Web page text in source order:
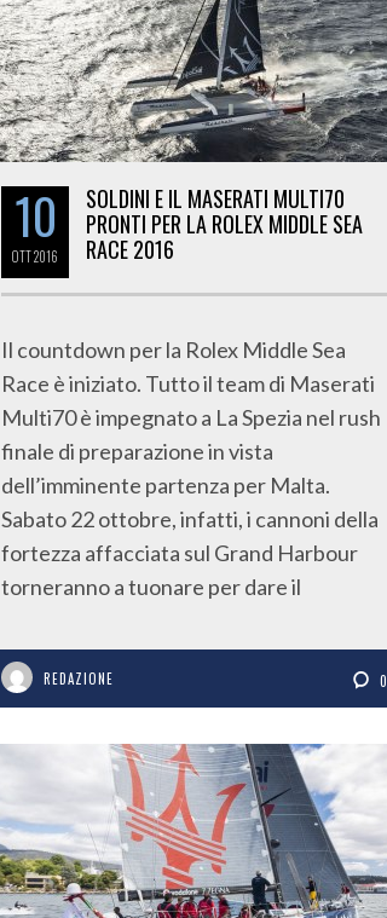
10
OTT2016
SOLDINI E IL MASERATI MULTI70
PRONTI PER LA ROLEX MIDDLE SEA
RACE 2016
Il countdown per la Rolex Middle Sea
Race è iniziato. Tutto il team di Maserati
Multi70 è impegnato a La Spezia nel rush
finale di preparazione in vista
dell’imminente partenza per Malta.
Sabato 22 ottobre, infatti, i cannoni della
fortezza affacciata sul Grand Harbour
torneranno a tuonare per dare il
REDAZIONE 0